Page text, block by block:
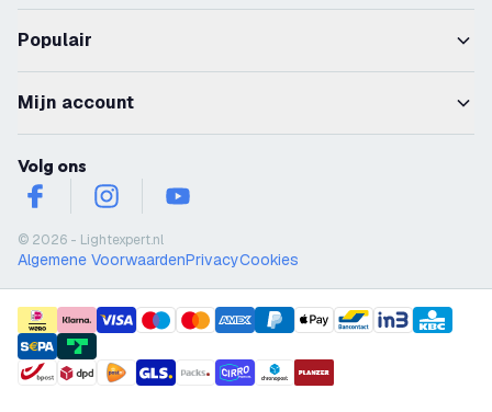
Populair
Mijn account
Volg ons
facebookinstagramyoutube
© 2026 - Lightexpert.nl
Algemene VoorwaardenPrivacyCookies
payment methods
shipment methods